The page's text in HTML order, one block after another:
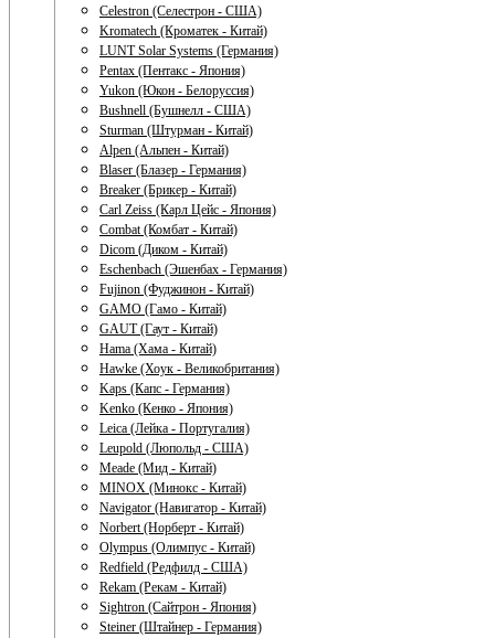
Celestron (Селестрон - США)
Kromatech (Кроматек - Китай)
LUNT Solar Systems (Германия)
Pentax (Пентакс - Япония)
Yukon (Юкон - Белоруссия)
Bushnell (Бушнелл - США)
Sturman (Штурман - Китай)
Alpen (Альпен - Китай)
Blaser (Блазер - Германия)
Breaker (Брикер - Китай)
Carl Zeiss (Карл Цейс - Япония)
Combat (Комбат - Китай)
Dicom (Диком - Китай)
Eschenbach (Эшенбах - Германия)
Fujinon (Фуджинон - Китай)
GAMO (Гамо - Китай)
GAUT (Гаут - Китай)
Hama (Хама - Китай)
Hawke (Хоук - Великобритания)
Kaps (Капс - Германия)
Kenko (Кенко - Япония)
Leica (Лейка - Португалия)
Leupold (Люпольд - США)
Meade (Мид - Китай)
MINOX (Минокс - Китай)
Navigator (Навигатор - Китай)
Norbert (Норберт - Китай)
Olympus (Олимпус - Китай)
Redfield (Редфилд - США)
Rekam (Рекам - Китай)
Sightron (Сайтрон - Япония)
Steiner (Штайнер - Германия)